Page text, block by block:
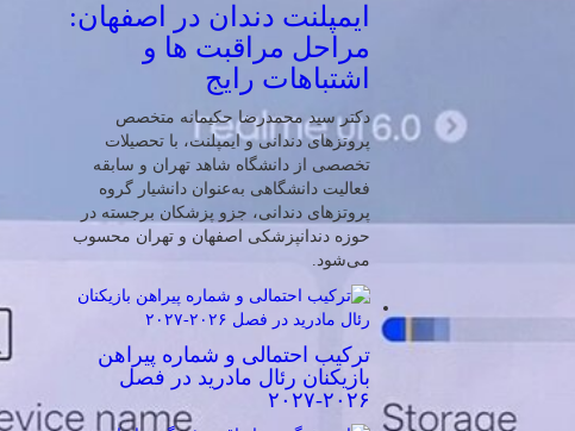
ایمپلنت دندان در اصفهان:
مراحل مراقبت ها و
اشتباهات رایج
دکتر سید محمدرضا حکیمانه متخصص
پروتزهای دندانی و ایمپلنت، با تحصیلات
تخصصی از دانشگاه شاهد تهران و سابقه
فعالیت دانشگاهی به‌عنوان دانشیار گروه
پروتزهای دندانی، جزو پزشکان برجسته در
حوزه دندانپزشکی اصفهان و تهران محسوب
می‌شود.
ترکیب احتمالی و شماره پیراهن
بازیکنان رئال مادرید در فصل
۲۰۲۶-۲۰۲۷